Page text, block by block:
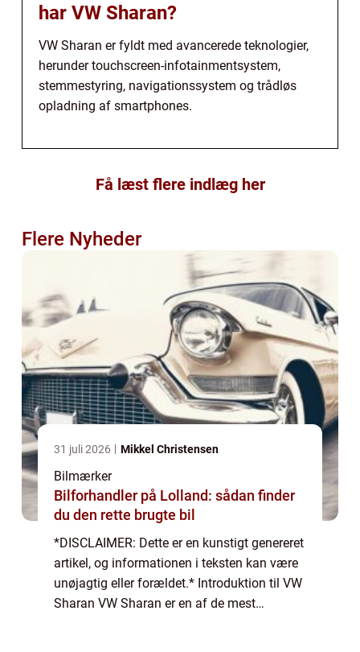
har VW Sharan?
VW Sharan er fyldt med avancerede teknologier,
herunder touchscreen-infotainmentsystem,
stemmestyring, navigationssystem og trådløs
opladning af smartphones.
Få læst flere indlæg her
Flere Nyheder
31 juli 2026 Mikkel Christensen
Bilmærker
Bilforhandler på Lolland: sådan finder
du den rette brugte bil
*DISCLAIMER: Dette er en kunstigt genereret
artikel, og informationen i teksten kan være
unøjagtig eller forældet.* Introduktion til VW
Sharan VW Sharan er en af de mest